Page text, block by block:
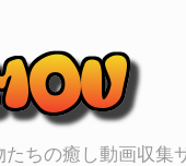
たちの癒し動画収集